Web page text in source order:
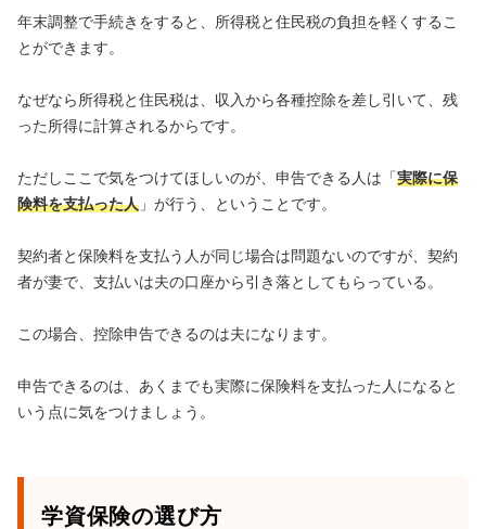
年末調整で手続きをすると、所得税と住民税の負担を軽くするこ
とができます。
なぜなら所得税と住民税は、収入から各種控除を差し引いて、残
った所得に計算されるからです。
ただしここで気をつけてほしいのが、申告できる人は「実際に保
険料を支払った人 」が行う、ということです。
契約者と保険料を支払う人が同じ場合は問題ないのですが、契約
者が妻で、支払いは夫の口座から引き落としてもらっている。
この場合、控除申告できるのは夫になります。
申告できるのは、あくまでも実際に保険料を支払った人になると
いう点に気をつけましょう。
学資保険の選び方